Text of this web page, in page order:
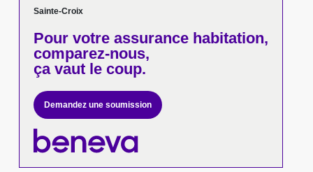
Sainte-Croix
Pour votreassurance habitation,
comparez-nous,
ça vaut le coup.
Demandez une soumission